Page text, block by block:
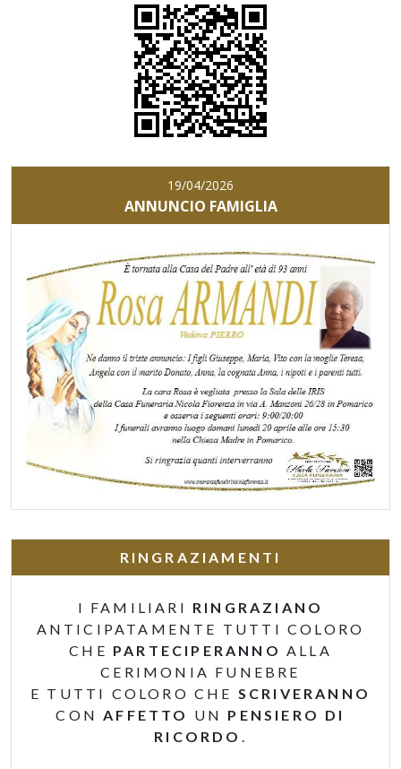
19/04/2026
ANNUNCIO FAMIGLIA
RINGRAZIAMENTI
I FAMILIARI RINGRAZIANO
ANTICIPATAMENTE TUTTI COLORO
CHE PARTECIPERANNO ALLA
CERIMONIA FUNEBRE
E TUTTI COLORO CHE SCRIVERANNO
CONAFFETTO UN PENSIERO DI
RICORDO .